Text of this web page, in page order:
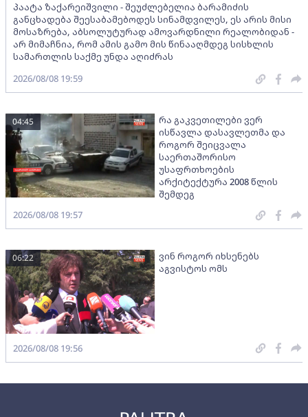
პაატა ზაქარეიშვილი - შეუძლებელია ბარამიძის
განცხადება შეესაბამებოდეს სინამდვილეს, ეს არის მისი
მოსაზრება, აბსოლუტურად ამოვარდნილი რეალობიდან -
არ მიმაჩნია, რომ ამის გამო მის წინააღმდეგ სისხლის
სამართლის საქმე უნდა აღიძრას
2026/08/08 19:59
რა გაკვეთილები ვერ
ისწავლა დასავლეთმა და
როგორ შეიცვალა
საერთაშორისო
უსაფრთხოების
არქიტექტურა 2008 წლის
შემდეგ
04:45
2026/08/08 19:57
ვინ როგორ იხსენებს
აგვისტოს ომს
06:22
2026/08/08 19:56